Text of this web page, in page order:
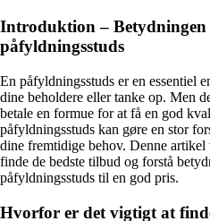
Introduktion –
påfyldningsstuds
En påfyldningsstuds er en essentiel
dine beholdere eller tanke op. Men
betale en formue for at få en god
påfyldningsstuds kan gøre en stor
dine fremtidige behov. Denne
finde de bedste tilbud og forstå
påfyldningsstuds til en god pris.
Hvorfor er det vigtigt at